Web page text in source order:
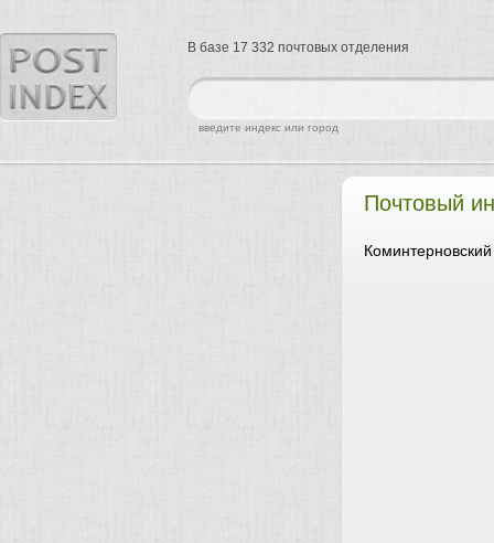
Почтовый
найти
введите индекс или город
В базе 17 332 почтовых отделения